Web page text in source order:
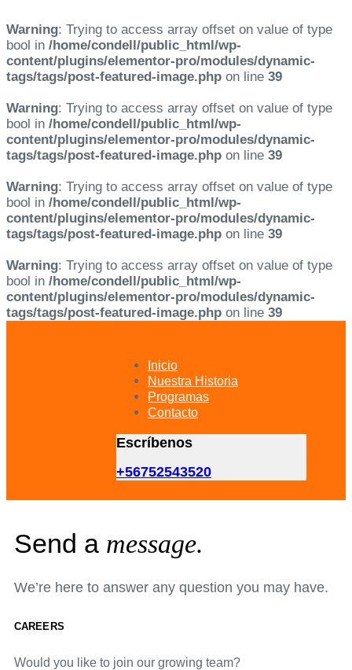
Warning: Trying to access array offset on value of type
bool in /home/condell/public_html/wp-
content/plugins/elementor-pro/modules/dynamic-
tags/tags/post-featured-image.php on line 39
Warning: Trying to access array offset on value of type
bool in /home/condell/public_html/wp-
content/plugins/elementor-pro/modules/dynamic-
tags/tags/post-featured-image.php on line 39
Warning: Trying to access array offset on value of type
bool in /home/condell/public_html/wp-
content/plugins/elementor-pro/modules/dynamic-
tags/tags/post-featured-image.php on line 39
Warning: Trying to access array offset on value of type
bool in /home/condell/public_html/wp-
content/plugins/elementor-pro/modules/dynamic-
tags/tags/post-featured-image.php on line 39
Inicio
Nuestra Historia
Programas
Contacto
Escríbenos
+56752543520
Send a message.
We’re here to answer any question you may have.
CAREERS
Would you like to join our growing team?